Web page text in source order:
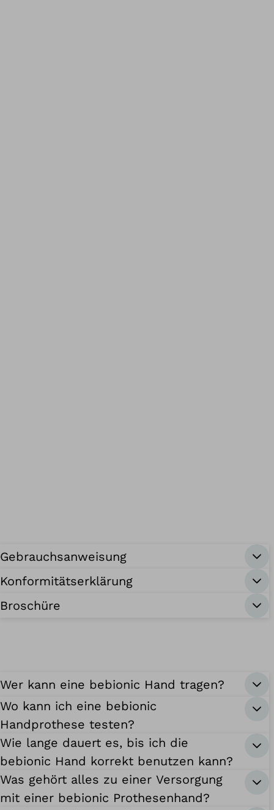
Gebrauchsanweisung
Konformitätserklärung
Broschüre
Wer kann eine bebionic Hand tragen?
Wo kann ich eine bebionic
Handprothese testen?
Wie lange dauert es, bis ich die
bebionic Hand korrekt benutzen kann?
Was gehört alles zu einer Versorgung
mit einer bebionic Prothesenhand?